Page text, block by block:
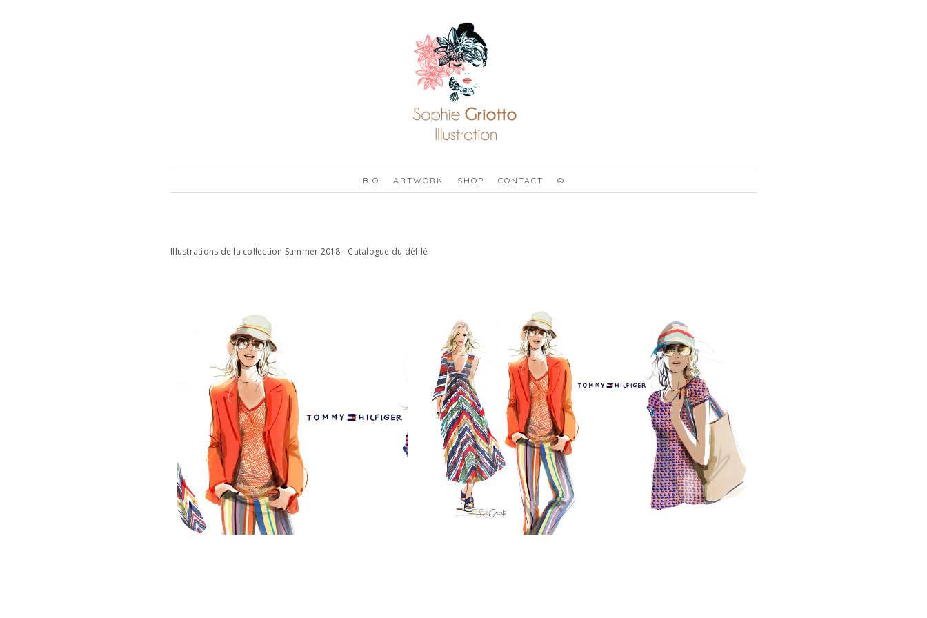
BIO ARTWORK SHOP CONTACT ©
Illustrations de la collection Summer 2018 - Catalogue du défilé